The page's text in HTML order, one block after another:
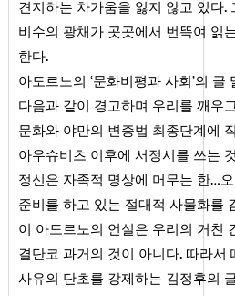
견지하는 차가움을 잃지 않고 있다.
비수의 광채가 곳곳에서 번뜩여 읽
한다.
아도르노의 ‘문화비평과 사회’의 글
다음과 같이 경고하며 우리를 깨우
문화와 야만의 변증법 최종단계에
아우슈비츠 이후에 서정시를 쓰는
정신은 자족적 명상에 머무는 한…
준비를 하고 있는 절대적 사물화를
이 아도르노의 언설은 우리의 거친
결단코 과거의 것이 아니다. 따라서
사유의 단초를 강제하는 김정후의